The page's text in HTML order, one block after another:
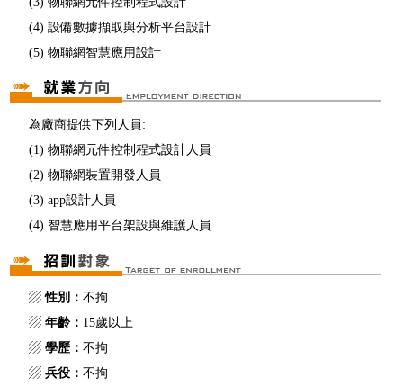
(4) 設備數據擷取與分析平台設計
(5) 物聯網智慧應用設計
為廠商提供下列人員:
(1) 物聯網元件控制程式設計人員
(2) 物聯網裝置開發人員
(3) app設計人員
(4) 智慧應用平台架設與維護人員
▨性別： 不拘
▨ 年齡： 15歲以上
▨ 學歷： 不拘
▨ 兵役： 不拘